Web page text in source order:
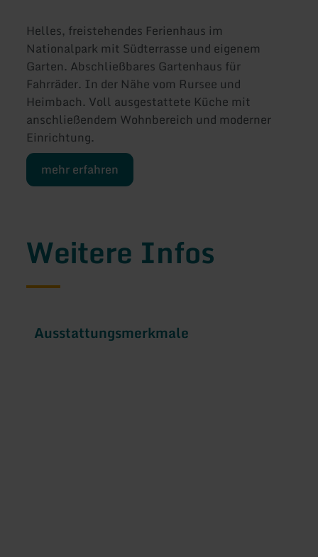
Helles, freistehendes Ferienhaus im
Nationalpark mit Südterrasse und eigenem
Garten. Abschließbares Gartenhaus für
Fahrräder. In der Nähe vom Rursee und
Heimbach. Voll ausgestattete Küche mit
anschließendem Wohnbereich und moderner
Einrichtung.
mehr erfahren
Weitere Infos
Ausstattungsmerkmale